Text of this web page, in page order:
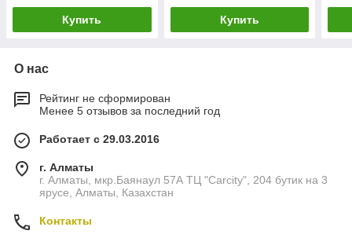
запчасти
Купить
запчасти
Купить
О нас
Рейтинг не сформирован
Менее 5 отзывов за последний год
Работает с 29.03.2016
г. Алматы
г. Алматы, мкр.Баянаул 57А ТЦ "Carcity", 204 бутик на 3
ярусе, Алматы, Казахстан
Контакты